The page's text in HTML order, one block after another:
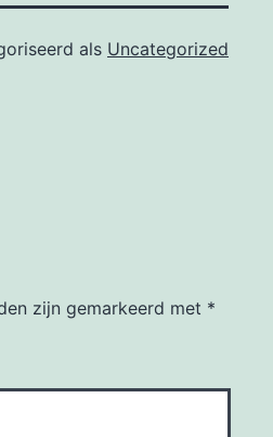
als Uncategorized
zijn gemarkeerd met *